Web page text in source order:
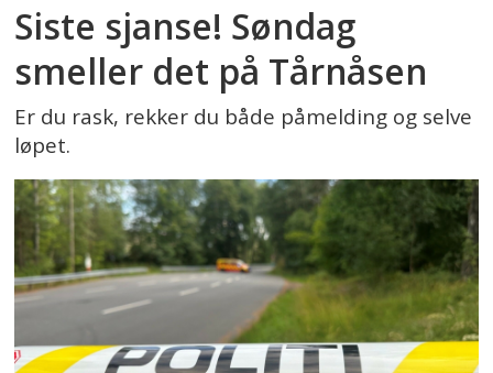
Siste sjanse! Søndag
smeller det på Tårnåsen
Er du rask, rekker du både påmelding og selve
løpet.